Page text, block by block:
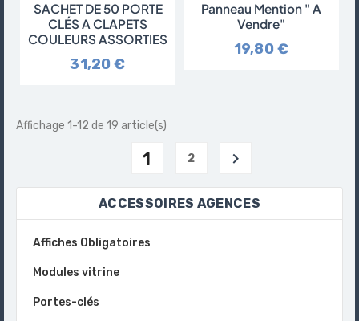
SACHET DE 50 PORTE
CLÉS A CLAPETS
COULEURS ASSORTIES
31,20 €
Panneau Mention " A
Vendre"
19,80 €
Affichage 1-12 de 19 article(s)
1 2 
ACCESSOIRES AGENCES
Affiches Obligatoires
Modules vitrine
Portes-clés